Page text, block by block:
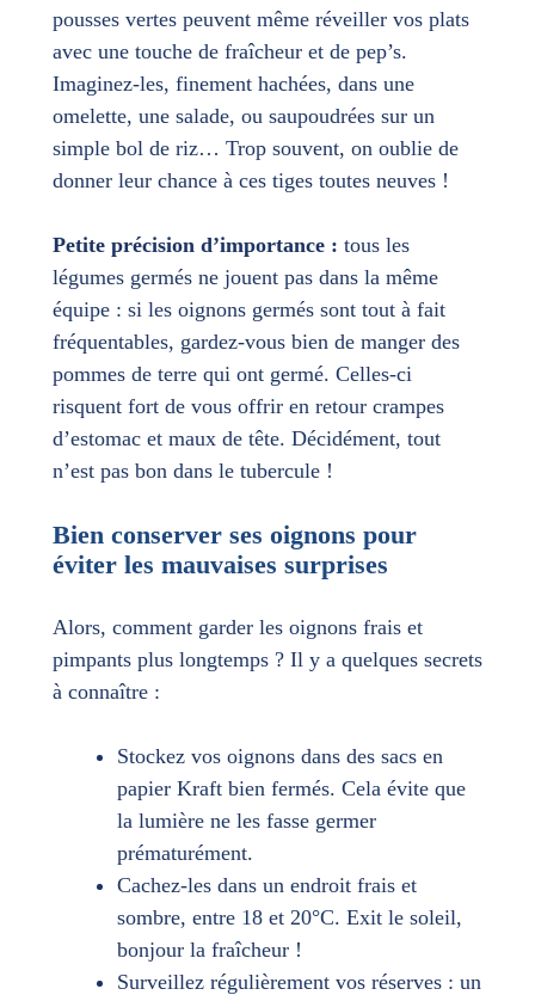
pousses vertes peuvent même réveiller vos plats
avec une touche de fraîcheur et de pep’s.
Imaginez-les, finement hachées, dans une
omelette, une salade, ou saupoudrées sur un
simple bol de riz… Trop souvent, on oublie de
donner leur chance à ces tiges toutes neuves !
Petite précision d’importance : tous les
légumes germés ne jouent pas dans la même
équipe : si les oignons germés sont tout à fait
fréquentables, gardez-vous bien de manger des
pommes de terre qui ont germé. Celles-ci
risquent fort de vous offrir en retour crampes
d’estomac et maux de tête. Décidément, tout
n’est pas bon dans le tubercule !
Bien conserver ses oignons pour
éviter les mauvaises surprises
Alors, comment garder les oignons frais et
pimpants plus longtemps ? Il y a quelques secrets
à connaître :
Stockez vos oignons dans des sacs en
papier Kraft bien fermés. Cela évite que
la lumière ne les fasse germer
prématurément.
Cachez-les dans un endroit frais et
sombre, entre 18 et 20°C. Exit le soleil,
bonjour la fraîcheur !
Surveillez régulièrement vos réserves : un